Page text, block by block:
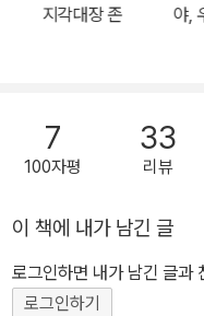
서 볼 수 있는 아름답고 따
책에서 볼 수 있는 원색의
리를 넣어 전체적인 분위기
기러기들이 날아가는 모습
림이다. 그 그림은 아이들에
읽는 아이 스스로 희망을 발
는 아닐까? 1964년 케이트
지각대장 존
야,
7
100자평
33
리뷰
이 책에 내가 남긴 글
로그인하면 내가 남긴 글과
로그인하기